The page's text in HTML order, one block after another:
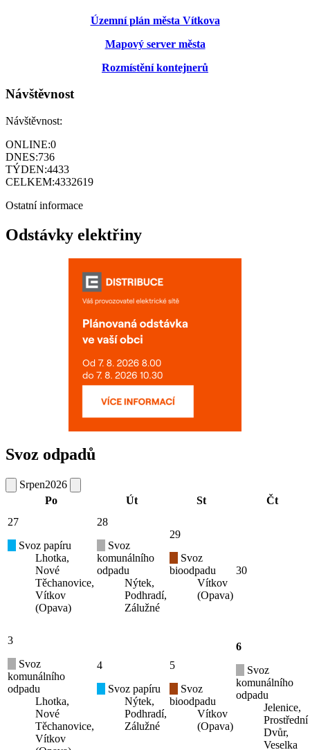
Územní plán města Vítkova
Mapový server města
Rozmístění kontejnerů
Návštěvnost
Návštěvnost:
ONLINE:0
DNES:736
TÝDEN:4433
CELKEM:4332619
Ostatní informace
Odstávky elektřiny
Svoz odpadů
Srpen2026
Po
Út St
Čt
27
Svoz papíru
Lhotka,
Nové
Těchanovice,
Vítkov
(Opava)
28
Svoz
komunálního
odpadu
Nýtek,
Podhradí,
Zálužné
29
Svoz
bioodpadu
Vítkov
(Opava)
30
3
Svoz
komunálního
odpadu
Lhotka,
Nové
Těchanovice,
Vítkov
4
Svoz papíru
Nýtek,
Podhradí,
Zálužné
5
Svoz
bioodpadu
Vítkov
(Opava)
6
Svoz
komunálního
odpadu
Jelenice,
Prostřední
Dvůr,
Veselka